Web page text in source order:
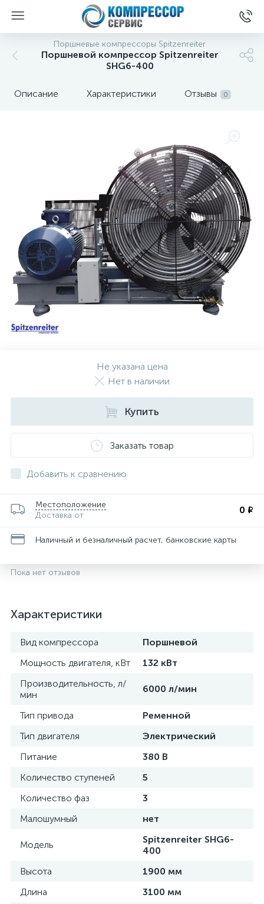
Поршневые компрессоры Spitzenreiter
Поршневой компрессор Spitzenreiter
SHG6-400
Описание Характеристики Отзывы 0
Не указана цена
Нет в наличии
Купить
Заказать товар
Добавить к сравнению
Местоположение
Доставка от
0 ₽
Наличный и безналичный расчет, банковские карты
Пока нет отзывов
Характеристики
Вид компрессора
Поршневой
Мощность двигателя, кВт
132 кВт
Производительность, л/
мин
6000 л/мин
Тип привода
Ременной
Тип двигателя
Электрический
Питание
380 В
Количество ступеней
5
Количество фаз
3
Малошумный
нет
Модель
Spitzenreiter SHG6-
400
Высота
1900 мм
Длина
3100 мм